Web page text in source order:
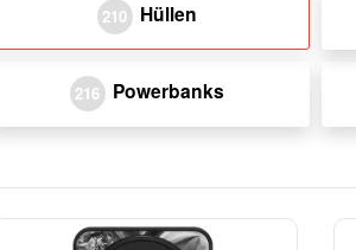
210 Hüllen
216 Powerbanks